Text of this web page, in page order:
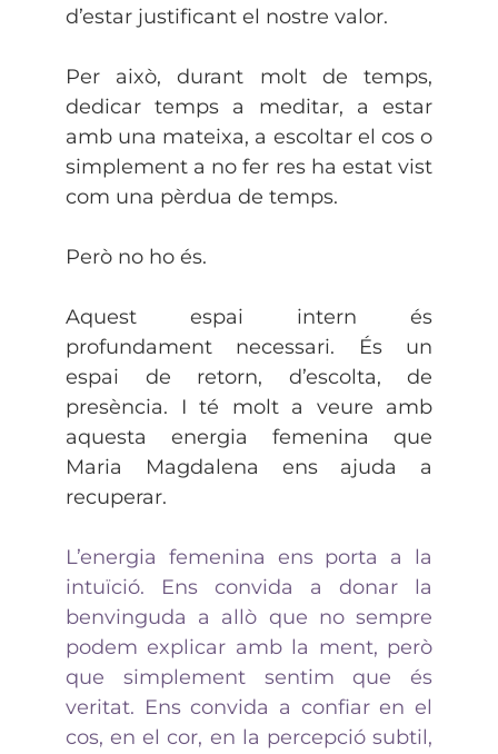
d’estar justificant el nostre valor.
Per això, durant molt de temps,
dedicar temps a meditar, a estar
amb una mateixa, a escoltar el cos o
simplement a no fer res ha estat vist
com una pèrdua de temps.
Però no ho és.
Aquest espai intern és
profundament necessari. És un
espai de retorn, d’escolta, de
presència. I té molt a veure amb
aquesta energia femenina que
Maria Magdalena ens ajuda a
recuperar.
L’energia femenina ens porta a la
intuïció. Ens convida a donar la
benvinguda a allò que no sempre
podem explicar amb la ment, però
que simplement sentim que és
veritat. Ens convida a confiar en el
cos, en el cor, en la percepció subtil,